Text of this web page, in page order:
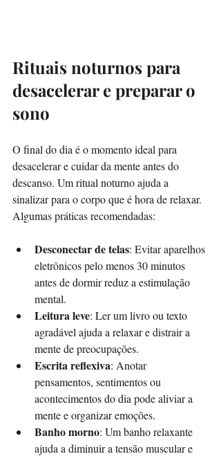
Rituais noturnos para
desacelerar e preparar o
sono
O final do dia é o momento ideal para
desacelerar e cuidar da mente antes do
descanso. Um ritual noturno ajuda a
sinalizar para o corpo que é hora de relaxar.
Algumas práticas recomendadas:
Desconectar de telas: Evitar aparelhos
eletrônicos pelo menos 30 minutos
antes de dormir reduz a estimulação
mental.
Leitura leve: Ler um livro ou texto
agradável ajuda a relaxar e distrair a
mente de preocupações.
Escrita reflexiva: Anotar
pensamentos, sentimentos ou
acontecimentos do dia pode aliviar a
mente e organizar emoções.
Banho morno: Um banho relaxante
ajuda a diminuir a tensão muscular e